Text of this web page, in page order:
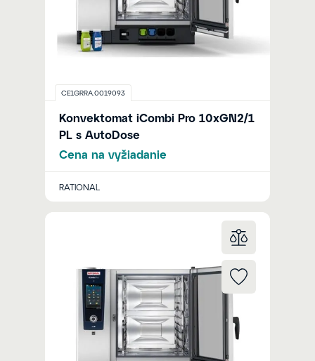
CE1GRRA.0019093
Konvektomat iCombi Pro 10xGN2/1
PL s AutoDose
Cena na vyžiadanie
RATIONAL